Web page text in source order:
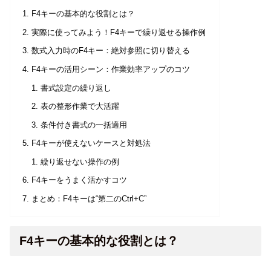
F4キーの基本的な役割とは？
実際に使ってみよう！F4キーで繰り返せる操作例
数式入力時のF4キー：絶対参照に切り替える
F4キーの活用シーン：作業効率アップのコツ
書式設定の繰り返し
表の整形作業で大活躍
条件付き書式の一括適用
F4キーが使えないケースと対処法
繰り返せない操作の例
F4キーをうまく活かすコツ
まとめ：F4キーは“第二のCtrl+C”
F4キーの基本的な役割とは？